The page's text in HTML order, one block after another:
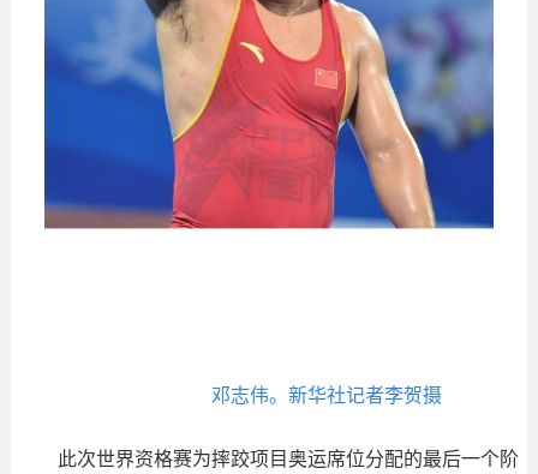
邓志伟。新华社记者李贺摄
此次世界资格赛为摔跤项目奥运席位分配的最后一个阶